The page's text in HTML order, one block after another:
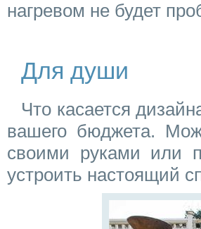
нагревом не будет
Для души
Что касается
вашего бюджета.
своими руками или
устроить настоящий